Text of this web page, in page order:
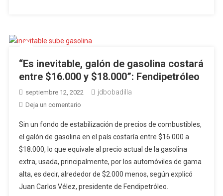
Venezuela
“Es inevitable, galón de gasolina costará
entre $16.000 y $18.000”: Fendipetróleo
septiembre 12, 2022 jdbobadilla
Deja un comentarioen
inevitable,
galón
de
gasolina
costará
entre
Sin un fondo de estabilización de precios de combustibles,
el galón de gasolina en el país costaría entre $16.000 a
$18.000, lo que equivale al precio actual de la gasolina
extra, usada, principalmente, por los automóviles de gama
alta, es decir, alrededor de $2.000 menos, según explicó
Juan Carlos Vélez, presidente de Fendipetróleo.